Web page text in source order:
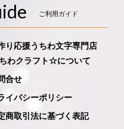
ご利用ガイド
り応援うちわ文字専門店
わクラフト☆について
合せ
イバシーポリシー
商取引法に基づく表記